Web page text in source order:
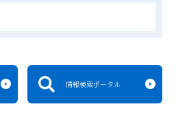
情報検索ポータル